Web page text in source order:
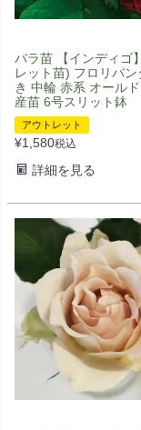
バラ苗 【インディゴ
レット苗) フロリバ
き 中輪 赤系 オール
産苗 6号スリット鉢
アウトレット
¥1,580税込
詳細を見る